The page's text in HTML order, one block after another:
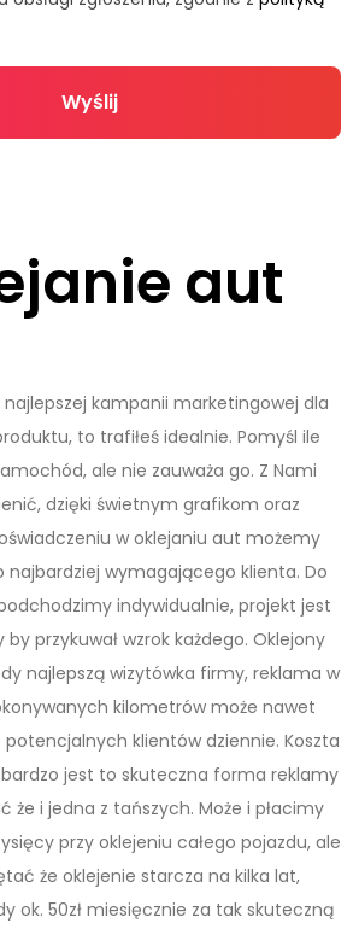
Wyślij
aut
najlepszej kampanii marketingowej dla
to trafiłeś idealnie. Pomyśl ile
ale nie zauważa go. Z Nami
dzięki świetnym grafikom oraz
w oklejaniu aut możemy
najbardziej wymagającego klienta. Do
indywidualnie, projekt jest
przykuwał wzrok każdego. Oklejony
najlepszą wizytówka firmy, reklama w
kilometrów może nawet
klientów dziennie. Koszta
jest to skuteczna forma reklamy
że i jedna z tańszych. Może i płacimy
przy oklejeniu całego pojazdu, ale
że oklejenie starcza na kilka lat,
ok. 50zł miesięcznie za tak skuteczną